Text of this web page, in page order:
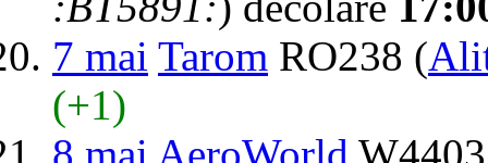
7 mai Tarom RO238 (
(+1)
8 mai AeroWorld